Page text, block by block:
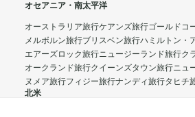
オセアニア・南太平洋
オーストラリア旅行ケアンズ旅行ゴールドコ
メルボルン旅行ブリスベン旅行ハミルトン・
エアーズロック旅行ニュージーランド旅行ク
オークランド旅行クイーンズタウン旅行ニュ
ヌメア旅行フィジー旅行ナンディ旅行タヒチ
北米